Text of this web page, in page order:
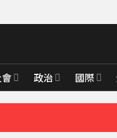
政治 國際